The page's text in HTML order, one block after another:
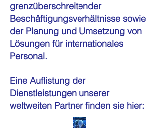
grenzüberschreitender
Beschäftigungsverhältnisse sowie
der Planung und Umsetzung von
Lösungen für internationales
Personal.
Eine Auflistung der
Dienstleistungen unserer
weltweiten Partner finden sie hier: